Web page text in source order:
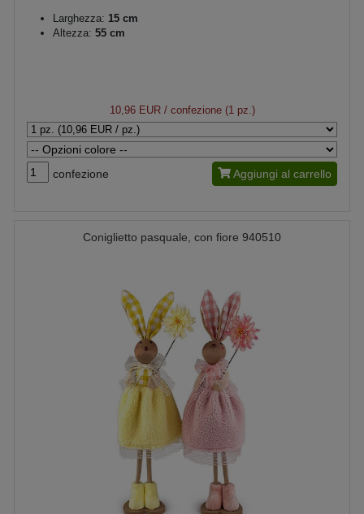
Larghezza: 15 cm
Altezza: 55 cm
10,96 EUR/ confezione (1 pz.)
confezione Aggiungi al carrello
Coniglietto pasquale, con fiore 940510